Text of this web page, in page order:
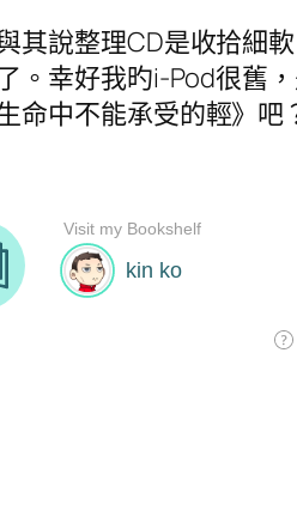
其說整理CD是收拾細
。幸好我旳i-Pod很舊
命中不能承受的輕》吧